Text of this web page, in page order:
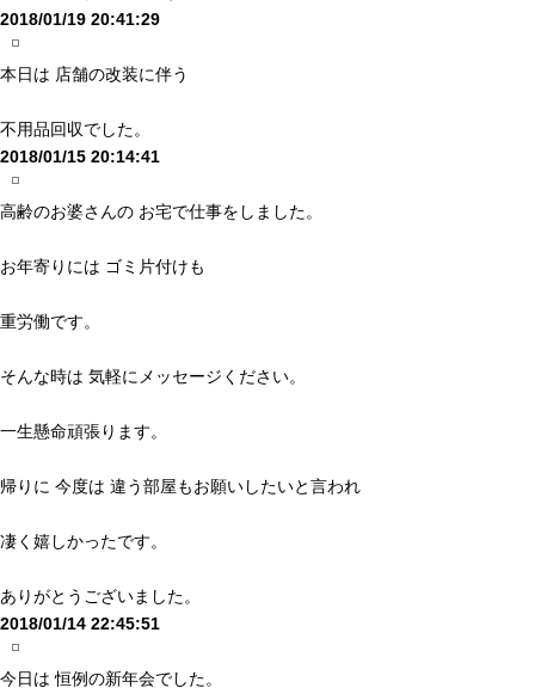
2018/01/19 20:41:29
本日は 店舗の改装に伴う
不用品回収でした。
2018/01/15 20:14:41
高齢のお婆さんの お宅で仕事をしました。
お年寄りには ゴミ片付けも
重労働です。
そんな時は 気軽にメッセージください。
一生懸命頑張ります。
帰りに 今度は 違う部屋もお願いしたいと言われ
凄く嬉しかったです。
ありがとうございました。
2018/01/14 22:45:51
今日は 恒例の新年会でした。